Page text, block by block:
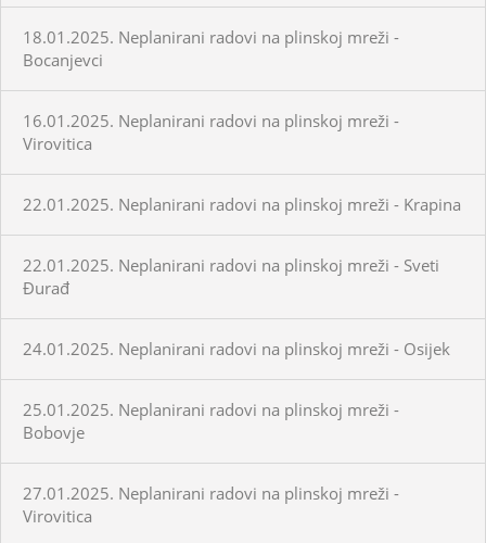
18.01.2025. Neplanirani radovi na plinskoj mreži -
Bocanjevci
16.01.2025. Neplanirani radovi na plinskoj mreži -
Virovitica
22.01.2025. Neplanirani radovi na plinskoj mreži - Krapina
22.01.2025. Neplanirani radovi na plinskoj mreži - Sveti
Đurađ
24.01.2025. Neplanirani radovi na plinskoj mreži - Osijek
25.01.2025. Neplanirani radovi na plinskoj mreži -
Bobovje
27.01.2025. Neplanirani radovi na plinskoj mreži -
Virovitica